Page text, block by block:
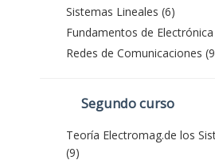
Sistemas Lineales (6)
Fundamentos de Electrónica
Redes de Comunicaciones
Segundo curso
Teoría Electromag.de los
(9)